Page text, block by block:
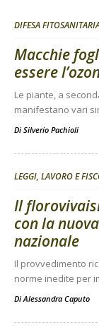
DIFESA
Macchie
essere
Le piante, a
manifestano vari
Di Silverio Pachioli
LEGGI, LAVORO E
Il
con la
nazionale
Il provvedimento
norme inedite per
Di Alessandra Caputo